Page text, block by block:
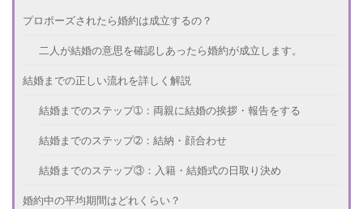
プロポーズされたら婚約は成立するの？
二人が結婚の意思を確認しあったら婚約が成立します。
結婚までの正しい流れを詳しく解説
結婚までのステップ➀：両親に結婚の挨拶・報告をする
結婚までのステップ➁：結納・顔合わせ
結婚までのステップ③：入籍・結婚式の日取り決め
婚約中の平均期間はどれくらい？